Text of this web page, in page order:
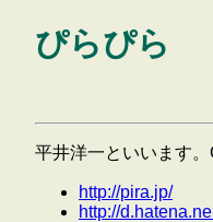
ぴらぴら
平井洋一といいます。
http://pira.jp/
http://